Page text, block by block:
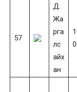
57
Д.
Жа
рга
лс
айх
ан